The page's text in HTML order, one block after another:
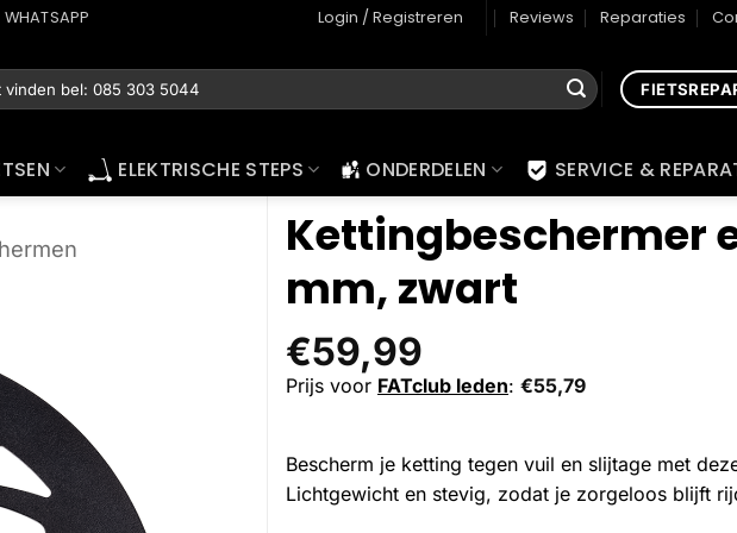
WHATSAPP Login / Registreren Reviews Reparaties
ELEKTRISCHE STEPS ONDERDELEN SERVICE &
Kettingbeschermer
mm, zwart
€59,99
Prijs voor FATclub leden: €55,79
Bescherm je ketting tegen vuil en slijtage met
Lichtgewicht en stevig, zodat je zorgeloos blijft